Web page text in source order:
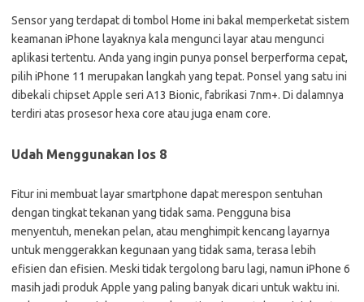
Sensor yang terdapat di tombol Home ini bakal memperketat sistem
keamanan iPhone layaknya kala mengunci layar atau mengunci
aplikasi tertentu. Anda yang ingin punya ponsel berperforma cepat,
pilih iPhone 11 merupakan langkah yang tepat. Ponsel yang satu ini
dibekali chipset Apple seri A13 Bionic, fabrikasi 7nm+. Di dalamnya
terdiri atas prosesor hexa core atau juga enam core.
Udah Menggunakan Ios 8
Fitur ini membuat layar smartphone dapat merespon sentuhan
dengan tingkat tekanan yang tidak sama. Pengguna bisa
menyentuh, menekan pelan, atau menghimpit kencang layarnya
untuk menggerakkan kegunaan yang tidak sama, terasa lebih
efisien dan efisien. Meski tidak tergolong baru lagi, namun iPhone 6
masih jadi produk Apple yang paling banyak dicari untuk waktu ini.